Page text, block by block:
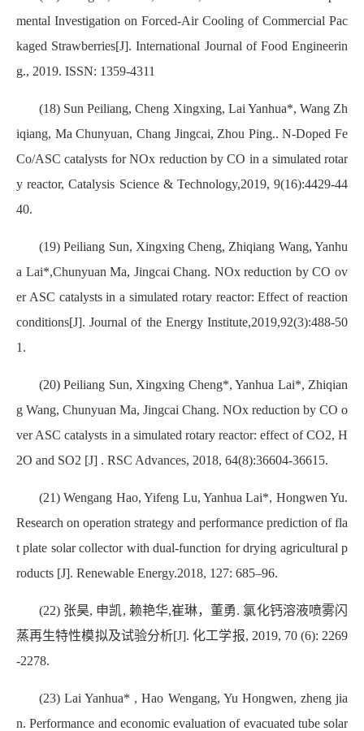
mental Investigation on Forced-Air Cooling of Commercial Pac
kaged Strawberries[J]. International Journal of Food Engineerin
g., 2019. ISSN: 1359-4311
(18) Sun Peiliang, Cheng Xingxing, Lai Yanhua*, Wang Zh
iqiang, Ma Chunyuan, Chang Jingcai, Zhou Ping.. N-Doped Fe
Co/ASC catalysts for NOx reduction by CO in a simulated rotar
y reactor, Catalysis Science & Technology,2019, 9(16):4429-44
40.
(19) Peiliang Sun, Xingxing Cheng, Zhiqiang Wang, Yanhu
a Lai*,Chunyuan Ma, Jingcai Chang. NOx reduction by CO ov
er ASC catalysts in a simulated rotary reactor: Effect of reaction
conditions[J]. Journal of the Energy Institute,2019,92(3):488-50
1.
(20) Peiliang Sun, Xingxing Cheng*, Yanhua Lai*, Zhiqian
g Wang, Chunyuan Ma, Jingcai Chang. NOx reduction by CO o
ver ASC catalysts in a simulated rotary reactor: effect of CO2, H
2O and SO2 [J] . RSC Advances, 2018, 64(8):36604-36615.
(21) Wengang Hao, Yifeng Lu, Yanhua Lai*, Hongwen Yu.
Research on operation strategy and performance prediction of fla
t plate solar collector with dual-function for drying agricultural p
roducts [J]. Renewable Energy.2018, 127: 685–96.
(22) 张昊, 申凯, 赖艳华,崔琳，董勇. 氯化钙溶液喷雾闪
蒸再生特性模拟及试验分析[J]. 化工学报, 2019, 70 (6): 2269
-2278.
(23) Lai Yanhua* , Hao Wengang, Yu Hongwen, zheng jia
n. Performance and economic evaluation of evacuated tube solar